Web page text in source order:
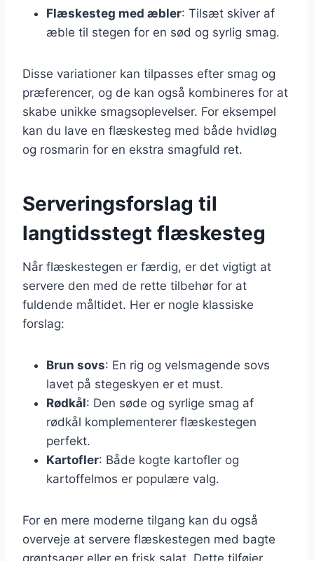
Flæskesteg med æbler: Tilsæt skiver af
æble til stegen for en sød og syrlig smag.
Disse variationer kan tilpasses efter smag og
præferencer, og de kan også kombineres for at
skabe unikke smagsoplevelser. For eksempel
kan du lave en flæskesteg med både hvidløg
og rosmarin for en ekstra smagfuld ret.
Serveringsforslag til
langtidsstegt flæskesteg
Når flæskestegen er færdig, er det vigtigt at
servere den med de rette tilbehør for at
fuldende måltidet. Her er nogle klassiske
forslag:
Brun sovs: En rig og velsmagende sovs
lavet på stegeskyen er et must.
Rødkål: Den søde og syrlige smag af
rødkål komplementerer flæskestegen
perfekt.
Kartofler: Både kogte kartofler og
kartoffelmos er populære valg.
For en mere moderne tilgang kan du også
overveje at servere flæskestegen med bagte
grøntsager eller en frisk salat. Dette tilføjer